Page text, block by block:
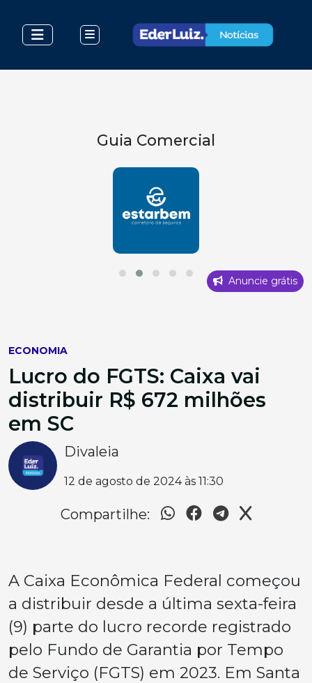
Guia Comercial
Anuncie grátis
ECONOMIA
Lucro do FGTS: Caixa vai
distribuir R$ 672 milhões
em SC
Divaleia
12 de agosto de 2024 às 11:30
Compartilhe:
A Caixa Econômica Federal começou
a distribuir desde a última sexta-feira
(9) parte do lucro recorde registrado
pelo Fundo de Garantia por Tempo
de Serviço (FGTS) em 2023. Em Santa